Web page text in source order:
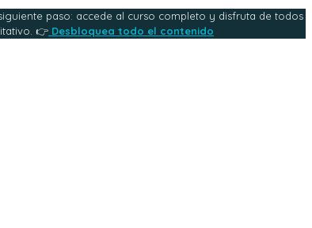
paso: accede al curso completo y disfruta de todos
👉 Desbloquea todo el contenido